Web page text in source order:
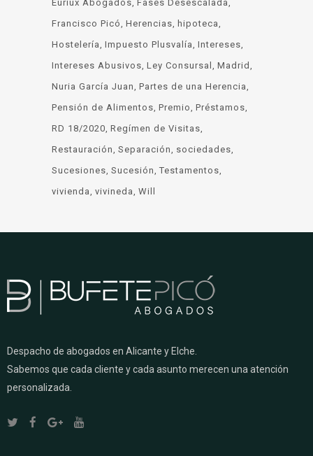
Euriux Abogados Fases Desescalada
Francisco Picó Herencias
hipoteca
Hostelería Impuesto Plusvalía Intereses
Intereses Abusivos Ley Consursal
Madrid
Nuria García Juan Partes de una Herencia
Pensión de Alimentos Premio Préstamos
RD 18/2020 Regímen de Visitas
Restauración Separación
sociedades
Sucesiones Sucesión Testamentos
vivienda vivineda Will
Despacho de abogados en Alicante y Elche.
Sabemos que cada cliente y cada asunto merecen una atención
personalizada.